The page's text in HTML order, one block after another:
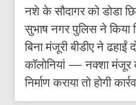
नशे के सौदागर को डोडा
सुभाष नगर पुलिस ने किया
बिना मंजूरी बीडीए ने ढहाईं
कॉलोनियां — नक्शा मंजूर
निर्माण कराया तो होगी